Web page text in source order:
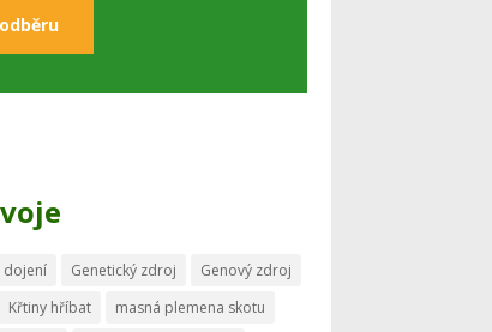
dojení Genetický zdroj
Genový zdroj
Křtiny hříbat
masná plemena skotu